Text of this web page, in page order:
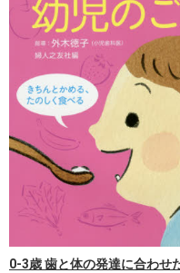
0-3歳 歯と体の発達に合わせ